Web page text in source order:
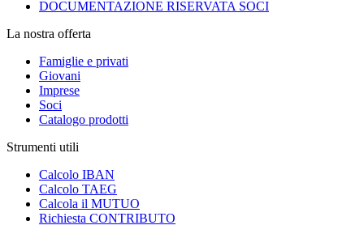
DOCUMENTAZIONE RISERVATA SOCI
La nostra offerta
Famiglie e privati
Giovani
Imprese
Soci
Catalogo prodotti
Strumenti utili
Calcolo IBAN
Calcolo TAEG
Calcola il MUTUO
Richiesta CONTRIBUTO